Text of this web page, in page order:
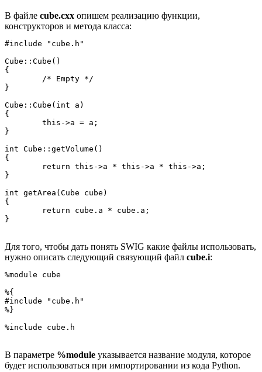
В файле cube.cxx опишем реализацию функции,
конструкторов и метода класса:
#include "cube.h"
Cube::Cube()
{
}
Cube::Cube(int a)
{
}
int Cube::getVolume()
{
}
int getArea(Cube cube)
{
}
Для того, чтобы дать понять SWIG какие файлы использовать,
нужно описать следующий связующий файл cube.i:
%module cube
%{
#include "cube.h"
%}
%include cube.h
В параметре %module указывается название модуля, которое
будет использоваться при импортировании из кода Python.